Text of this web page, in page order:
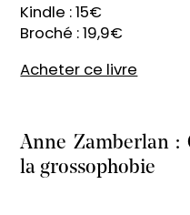
Kindle : 15€
Broché : 19,9€
Acheter ce livre
Anne Zamberlan :
la grossophobie